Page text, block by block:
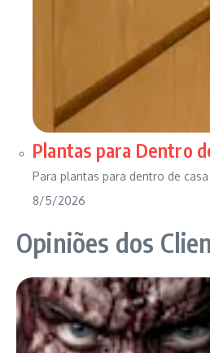
Plantas para Dentro
Para plantas para dentro de
8/5/2026
Opiniões dos